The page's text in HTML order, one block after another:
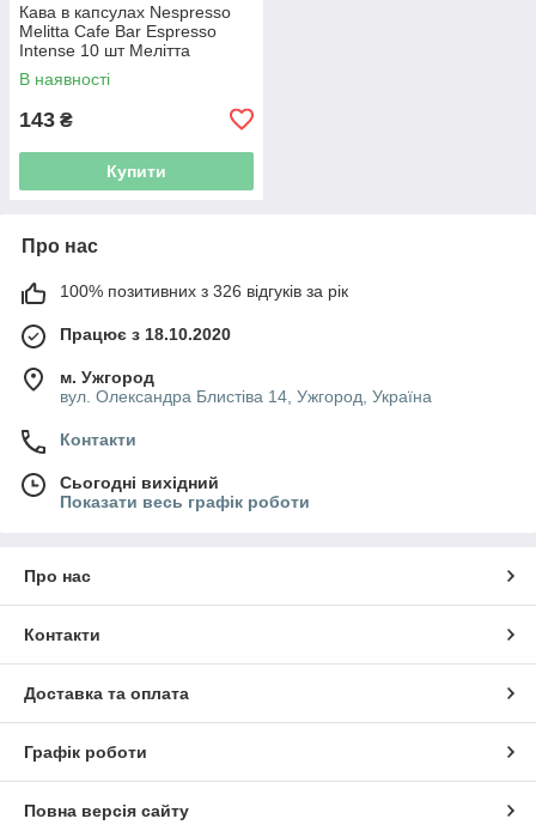
Кава в капсулах Nespresso
Melitta Cafe Bar Espresso
Intense 10 шт Мелітта
В наявності
143 ₴
Купити
Про нас
100% позитивних з 326 відгуків за рік
Працює з 18.10.2020
м. Ужгород
вул. Олександра Блистіва 14, Ужгород, Україна
Контакти
Сьогодні вихідний
Показати весь графік роботи
Про нас
Контакти
Доставка та оплата
Графік роботи
Повна версія сайту